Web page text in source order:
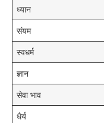
ध्यान
संयम
स्वधर्म
ज्ञान
सेवा भाव
धैर्य